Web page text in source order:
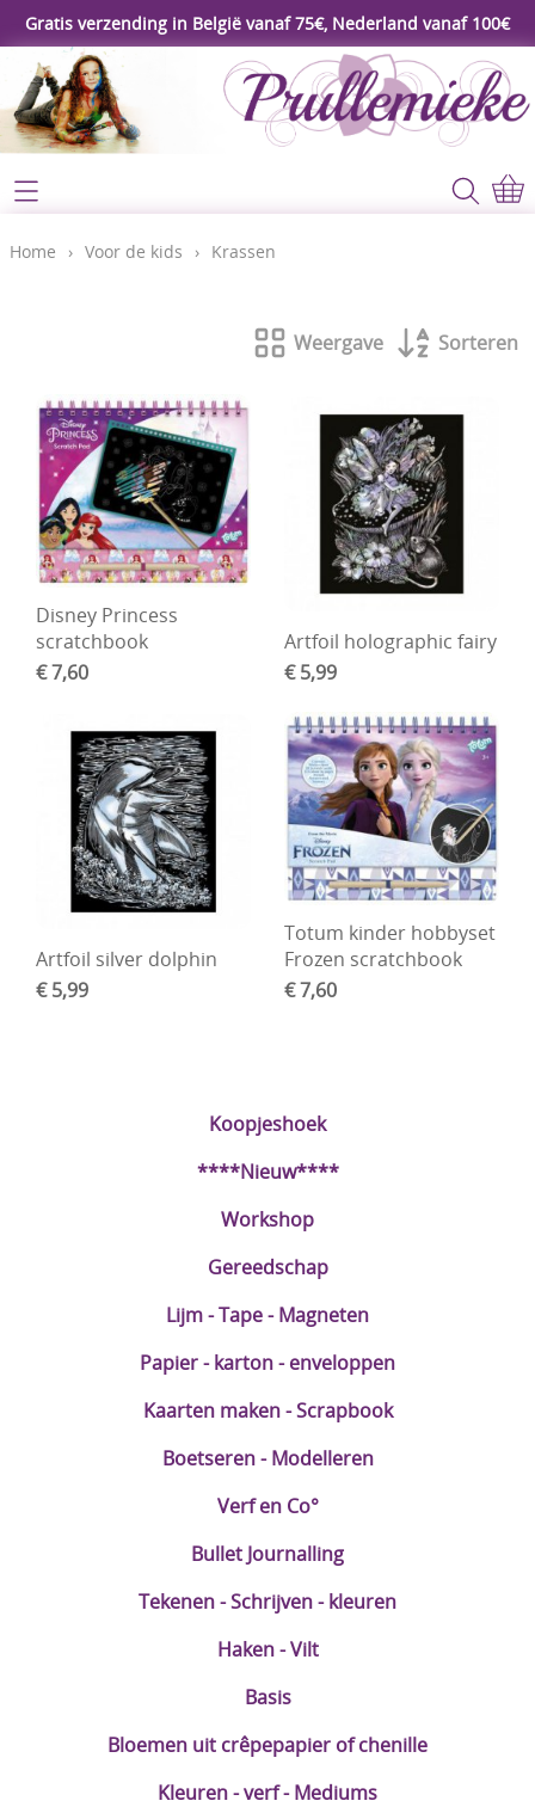
Gratis verzending in België vanaf 75€, Nederland vanaf 100€
Webshop
Koopjeshoek
Lijm - Tape - Magneten
Papier - karton - enveloppen
Kaarten maken - Scrapbook
Boetseren - Modelleren
Verf en Co°
Bullet Journalling
Tekenen - Schrijven - kleuren
Haken - Vilt
Basis
Bloemen uit crêpepapier of chenille
Kleuren - verf - Mediums
Kleurboeken en Handboeken
Cadeaubon
Home
Video's
Blog
Koopjeshoek
****Nieuw****
Workshop
Gereedschap
Lijm - Tape - Magneten
Papier - karton - enveloppen
Kaarten maken - Scrapbook
Boetseren - Modelleren
Verf en Co°
Bullet Journalling
Tekenen - Schrijven - kleuren
Haken - Vilt
Basis
Bloemen uit crêpepapier of chenille
Kleuren - verf - Mediums
Home › Voor de kids › Krassen
Weergave Sorteren
Disney Princess
scratchbook
€ 7,60
Artfoil holographic fairy
€ 5,99
Artfoil silver dolphin
€ 5,99
Totum kinder hobbyset
Frozen scratchbook
€ 7,60